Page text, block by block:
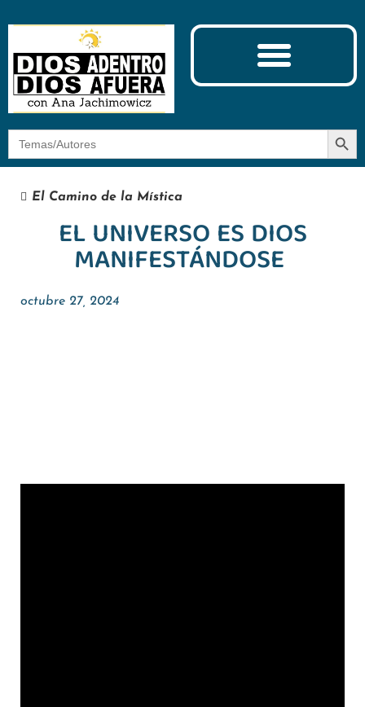
Botón
El Camino de la Mística
EL UNIVERSO ES DIOS
MANIFESTÁNDOSE
octubre 27, 2024